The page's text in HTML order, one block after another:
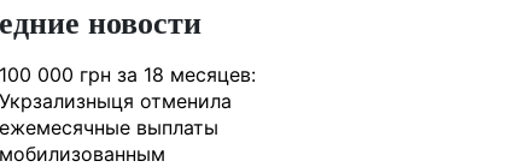
новости
100 000 грн за 18 месяцев:
Укрзализныця отменила
ежемесячные выплаты
мобилизованным